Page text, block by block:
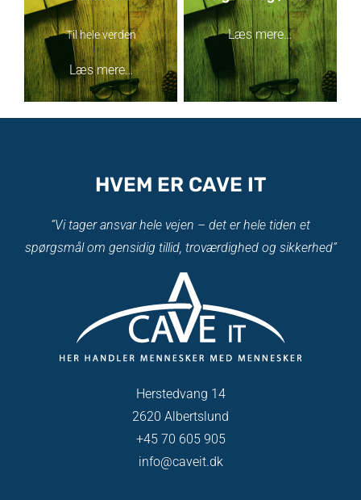
Til hele verden
Læs mere…
Læs mere…
HVEM ER CAVE IT
“Vi tager ansvar hele vejen – det er hele tiden et
spørgsmål om gensidig tillid, troværdighed og sikkerhed”
Herstedvang 14
2620 Albertslund
+45 70 605 905
info@caveit.dk